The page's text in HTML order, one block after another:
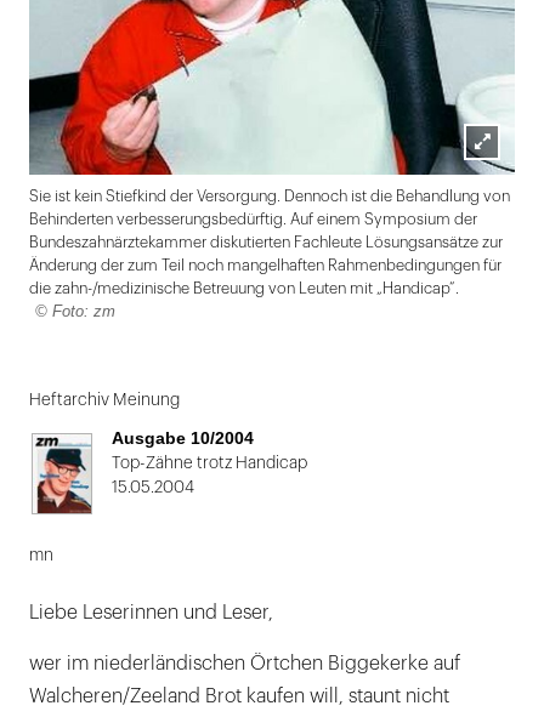
Lightbox
öffnen
Sie ist kein Stiefkind der Versorgung. Dennoch ist die Behandlung von
Behinderten verbesserungsbedürftig. Auf einem Symposium der
Bundeszahnärztekammer diskutierten Fachleute Lösungsansätze zur
Änderung der zum Teil noch mangelhaften Rahmenbedingungen für
die zahn-/medizinische Betreuung von Leuten mit „Handicap“.
© Foto: zm
1
von
Heftarchiv Meinung
Ausgabe 10/2004
Top-Zähne trotz Handicap
15.05.2004
mn
Liebe Leserinnen und Leser,
wer im niederländischen Örtchen Biggekerke auf
Walcheren/Zeeland Brot kaufen will, staunt nicht